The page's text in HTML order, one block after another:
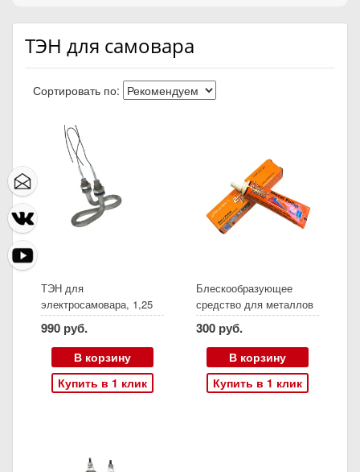
ТЭН для самовара
Сортировать по:
ТЭН для
электросамовара, 1,25
квт (арт 3359)
990 руб.
В корзину
Купить в 1 клик
Блескообразующее
средство для металлов
Metal Polish, 44 г
300 руб.
В корзину
Купить в 1 клик